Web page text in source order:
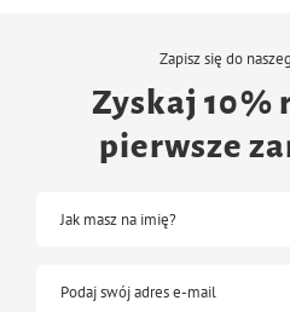
Zapisz się do
Zyskaj 10%
pierwsze
Jak masz na imię?
Podaj swój adres e-mail